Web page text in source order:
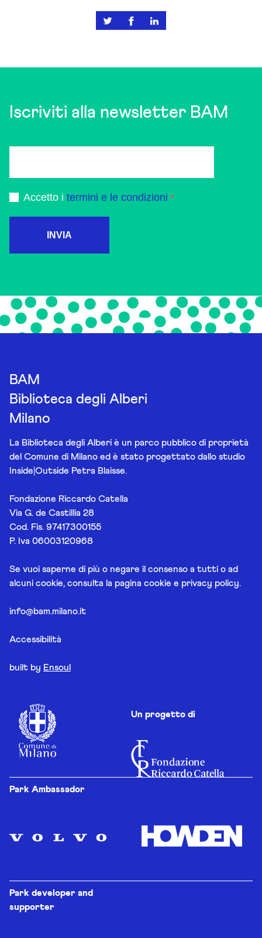
Iscriviti alla newsletter BAM
Accetto i termini e le condizioni
INVIA
BAM
Biblioteca degli Alberi
Milano
La Biblioteca degli Alberi è un parco pubblico di proprietà
del Comune di Milano ed è stato progettato dallo studio
Inside|Outside Petra Blaisse.
Fondazione Riccardo Catella
Via G. de Castillia 28
Cod. Fis. 97417300155
P. Iva 06003120968
Se vuoi saperne di più o negare il consenso a tutti o ad
alcuni cookie, consulta la pagina cookie e privacy policy.
info@bam.milano.it
Accessibilità
built by Ensoul
Un progetto di
Park Ambassador
Park developer and
supporter